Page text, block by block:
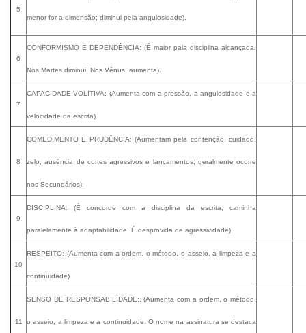
5
menor for a dimensão; diminui pela angulosidade).
6
CONFORMISMO E DEPENDÊNCIA: (É maior pala disciplina alcançada.
Nos Martes diminui. Nos Vênus , aumenta).
7
CAPACIDADE VOLITIVA: (Aumenta com a pressão, a angulosidade e a
velocidade da escrita).
8
COMEDIMENTO E PRUDÊNCIA: (Aumentam pela contenção, cuidado,
zelo, ausência de cortes agressivos e lançamentos; geralmente ocorre
nos Secundários).
9
DISCIPLINA: (É concorde com a disciplina da escrita; caminha
paralelamente à adaptabilidade. É desprovida de agressividade).
10
RESPEITO: (Aumenta com a ordem, o método, o asseio, a limpeza e a
continuidade).
11
SENSO DE RESPONSABILIDADE:. (Aumenta com a ordem, o método,
o asseio, a limpeza e a continuidade. O nome na assinatura se destaca